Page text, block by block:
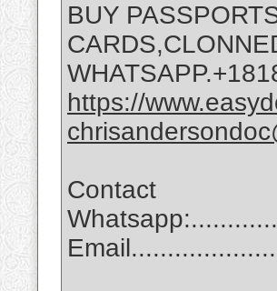
BUY
https://
Contact